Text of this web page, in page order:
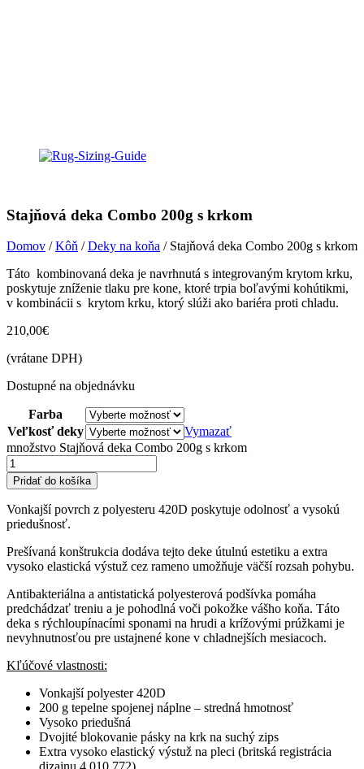
Stajňová deka Combo 200g s krkom
Domov /Kôň /Deky na koňa / Stajňová deka Combo 200g s krkom
Táto kombinovaná deka je navrhnutá s integrovaným krytom krku,
poskytuje zníženie tlaku pre kone, ktoré trpia boľavými kohútikmi,
v kombinácii s krytom krku, ktorý slúži ako bariéra proti chladu.
210,00€
(vrátane DPH)
Dostupné na objednávku
Farba
Veľkosť deky
Vymazať
množstvo Stajňová deka Combo 200g s krkom
Pridať do košíka
Vonkajší povrch z polyesteru 420D poskytuje odolnosť a vysokú
priedušnosť.
Prešívaná konštrukcia dodáva tejto deke útulnú estetiku a extra
vysoko elastická výstuž cez rameno umožňuje väčší rozsah pohybu.
Antibakteriálna a antistatická polyesterová podšívka pomáha
predchádzať treniu a je pohodlná voči pokožke vášho koňa. Táto
deka s rýchloupínacími sponami na hrudi a krížovými prúžkami je
nevyhnutnosťou pre ustajnené kone v chladnejších mesiacoch.
Kľúčové vlastnosti:
Vonkajší polyester 420D
200 g tepelne spojenej náplne – stredná hmotnosť
Vysoko priedušná
Dvojité blokovanie pásky na krk na suchý zips
Extra vysoko elastický výstuž na pleci (britská registrácia